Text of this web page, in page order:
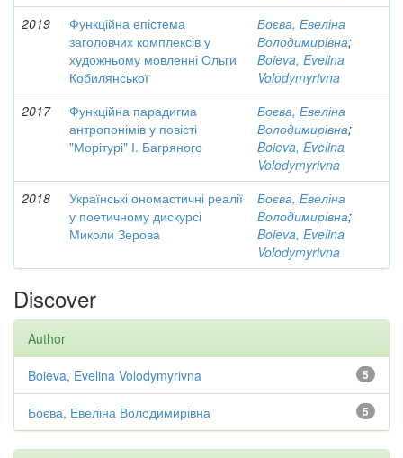
2019
Функційна епістема
заголовчих комплексів у
художньому мовленні Ольги
Кобилянської
Боєва, Евеліна
Володимирівна;
Boieva, Evelina
Volodymyrivna
2017
Функційна парадигма
антропонімів у повісті
"Морітурі" І. Багряного
Боєва, Евеліна
Володимирівна;
Boieva, Evelina
Volodymyrivna
2018
Українські ономастичні реалії
у поетичному дискурсі
Миколи Зерова
Боєва, Евеліна
Володимирівна;
Boieva, Evelina
Volodymyrivna
Discover
Author
5
Boieva, Evelina Volodymyrivna
5
Боєва, Евеліна Володимирівна